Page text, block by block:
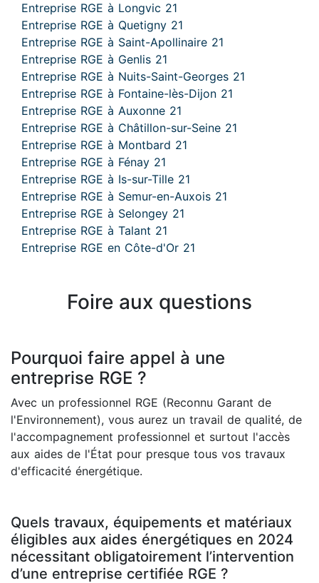
Entreprise RGE à Longvic 21
Entreprise RGE à Quetigny 21
Entreprise RGE à Saint-Apollinaire 21
Entreprise RGE à Genlis 21
Entreprise RGE à Nuits-Saint-Georges 21
Entreprise RGE à Fontaine-lès-Dijon 21
Entreprise RGE à Auxonne 21
Entreprise RGE à Châtillon-sur-Seine 21
Entreprise RGE à Montbard 21
Entreprise RGE à Fénay 21
Entreprise RGE à Is-sur-Tille 21
Entreprise RGE à Semur-en-Auxois 21
Entreprise RGE à Selongey 21
Entreprise RGE à Talant 21
Entreprise RGE en Côte-d'Or 21
Foire aux questions
Pourquoi faire appel à une
entreprise RGE ?
Avec un professionnel RGE (Reconnu Garant de
l'Environnement), vous aurez un travail de qualité, de
l'accompagnement professionnel et surtout l'accès
aux aides de l'État pour presque tous vos travaux
d'efficacité énergétique.
Quels travaux, équipements et matériaux
éligibles aux aides énergétiques en 2024
nécessitant obligatoirement l’intervention
d’une entreprise certifiée RGE ?